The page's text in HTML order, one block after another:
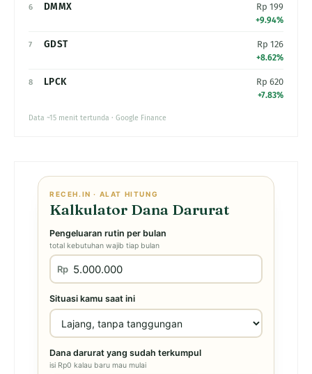
6 DMMX Rp 199
+9.94%
7 GDST Rp 126
+8.62%
8 LPCK Rp 620
+7.83%
Data ~15 menit tertunda · Google Finance
RECEH.IN · ALAT HITUNG
Kalkulator Dana Darurat
Pengeluaran rutin per bulan
total kebutuhan wajib tiap bulan
Rp
Situasi kamu saat ini
Dana darurat yang sudah terkumpul
isi Rp0 kalau baru mau mulai